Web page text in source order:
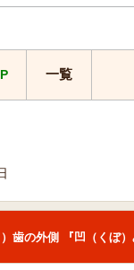
一覧
）歯の外側 『凹（くぼ